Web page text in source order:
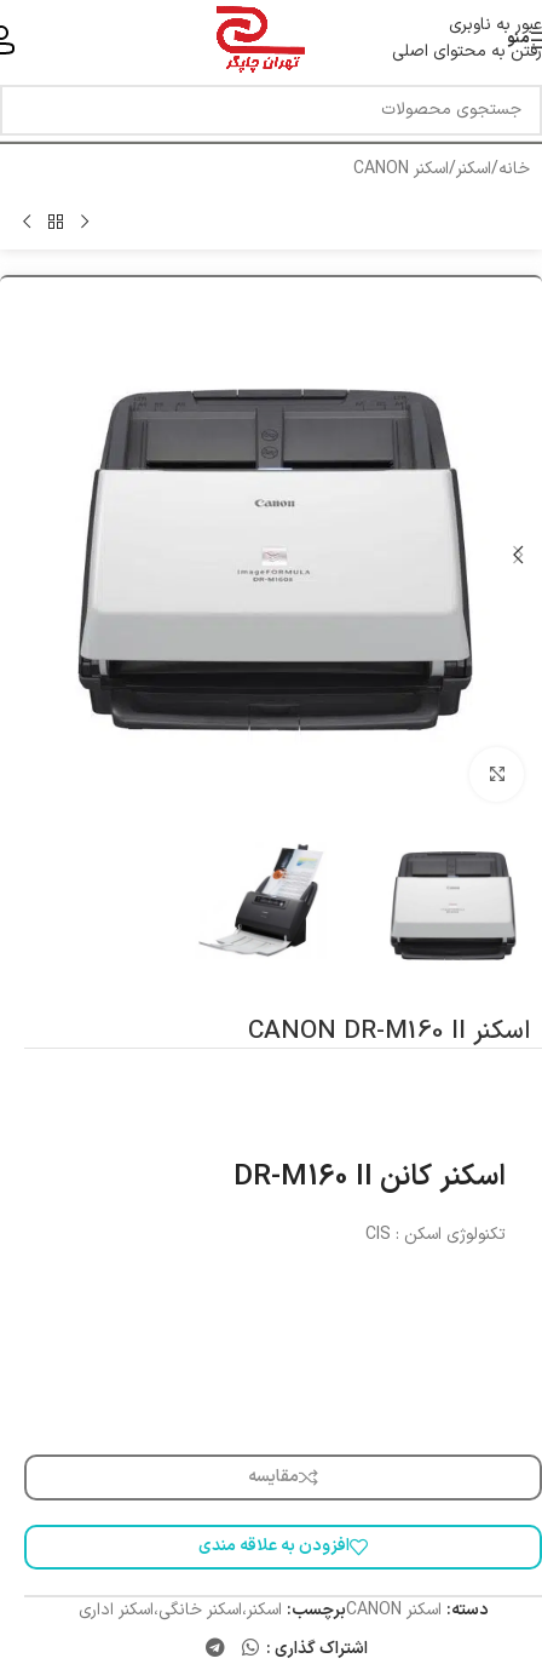
عبور به ناوبری
رفتن به محتوای اصلی
منو
خانه/اسکنر/اسکنر CANON
اسکنر CANON DR-M160 II
اسکنر کانن DR-M160 II
تکنولوژی اسکن : CIS
مقایسه
افزودن به علاقه مندی
دسته: اسکنر CANON برچسب: اسکنر،اسکنر خانگی،اسکنر اداری
اشتراک گذاری :